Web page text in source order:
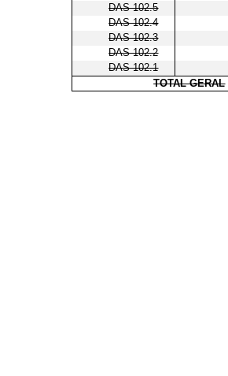
DAS 102.5
DAS 102.4
DAS 102.3
DAS 102.2
DAS 102.1
TOTAL GERAL